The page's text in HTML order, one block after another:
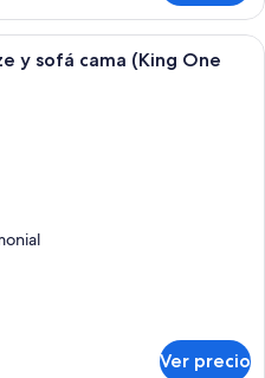
Habitación de hotel con una cama
y sofá cama (King One
Ver precio